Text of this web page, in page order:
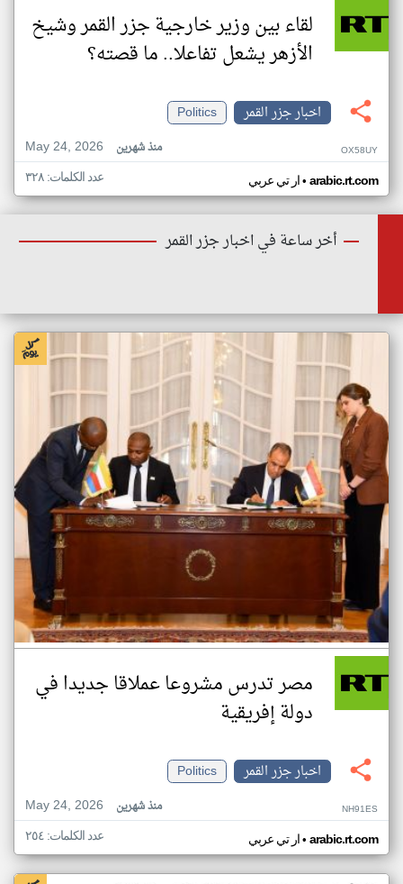
لقاء بين وزير خارجية جزر القمر وشيخ
الأزهر يشعل تفاعلا.. ما قصته؟
اخبار جزر القمر
Politics
May 24, 2026
منذ شهرين OX58UY
ار تي عربي• arabic.rt.com عدد الكلمات: ٣٢٨
أخر ساعة في اخبار جزر القمر
مصر تدرس مشروعا عملاقا جديدا في
دولة إفريقية
اخبار جزر القمر
Politics
May 24, 2026
منذ شهرين NH91ES
ار تي عربي• arabic.rt.com عدد الكلمات: ٢٥٤